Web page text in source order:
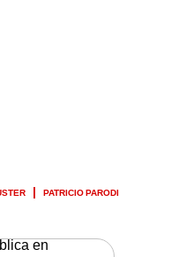
PATRICIO PARODI
en